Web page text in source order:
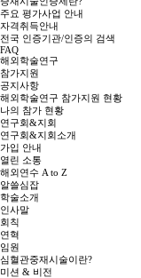
주요 평가사업 안내
자격취득안내
전국 인증기관/인증의 검색
FAQ
해외학술연구
참가지원
공지사항
해외학술연구 참가지원 현황
나의 참가 현황
연구회&지회
연구회&지회소개
가입 안내
열린 소통
해외연수 A to Z
알쓸심잡
학술소개
인사말
회칙
연혁
임원
심혈관중재시술이란?
미션 & 비전